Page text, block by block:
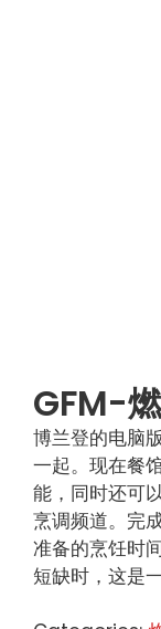
GFM-
博兰登的电脑
一起。现在餐
能，同时还可
烹调频道。完
准备的烹饪时
短缺时，这是